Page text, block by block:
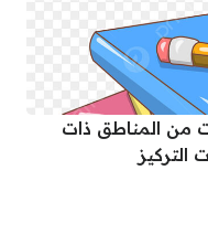
من المناطق ذات
التركيز